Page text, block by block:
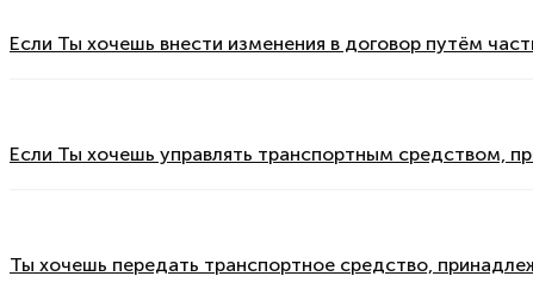
Если Ты хочешь внести изменения в договор путём
Если Ты хочешь управлять транспортным средством,
Ты хочешь передать транспортное средство,